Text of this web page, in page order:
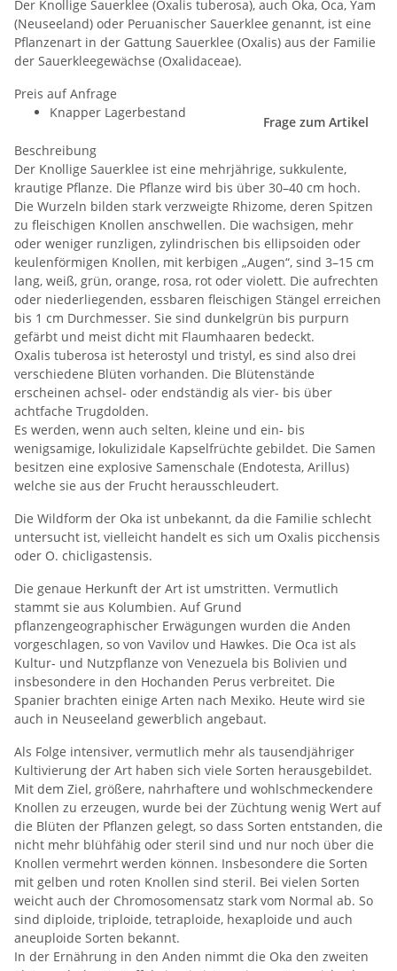
Der Knollige Sauerklee (Oxalis tuberosa), auch Oka, Oca, Yam
(Neuseeland) oder Peruanischer Sauerklee genannt, ist eine
Pflanzenart in der Gattung Sauerklee (Oxalis) aus der Familie
der Sauerkleegewächse (Oxalidaceae).
Preis auf Anfrage
Knapper Lagerbestand
Frage zum Artikel
Beschreibung
Der Knollige Sauerklee ist eine mehrjährige, sukkulente,
krautige Pflanze. Die Pflanze wird bis über 30–40 cm hoch.
Die Wurzeln bilden stark verzweigte Rhizome, deren Spitzen
zu fleischigen Knollen anschwellen. Die wachsigen, mehr
oder weniger runzligen, zylindrischen bis ellipsoiden oder
keulenförmigen Knollen, mit kerbigen „Augen“, sind 3–15 cm
lang, weiß, grün, orange, rosa, rot oder violett. Die aufrechten
oder niederliegenden, essbaren fleischigen Stängel erreichen
bis 1 cm Durchmesser. Sie sind dunkelgrün bis purpurn
gefärbt und meist dicht mit Flaumhaaren bedeckt.
Oxalis tuberosa ist heterostyl und tristyl, es sind also drei
verschiedene Blüten vorhanden. Die Blütenstände
erscheinen achsel- oder endständig als vier- bis über
achtfache Trugdolden.
Es werden, wenn auch selten, kleine und ein- bis
wenigsamige, lokulizidale Kapselfrüchte gebildet. Die Samen
besitzen eine explosive Samenschale (Endotesta, Arillus)
welche sie aus der Frucht herausschleudert.
Die Wildform der Oka ist unbekannt, da die Familie schlecht
untersucht ist, vielleicht handelt es sich um Oxalis picchensis
oder O. chicligastensis.
Die genaue Herkunft der Art ist umstritten. Vermutlich
stammt sie aus Kolumbien. Auf Grund
pflanzengeographischer Erwägungen wurden die Anden
vorgeschlagen, so von Vavilov und Hawkes. Die Oca ist als
Kultur- und Nutzpflanze von Venezuela bis Bolivien und
insbesondere in den Hochanden Perus verbreitet. Die
Spanier brachten einige Arten nach Mexiko. Heute wird sie
auch in Neuseeland gewerblich angebaut.
Als Folge intensiver, vermutlich mehr als tausendjähriger
Kultivierung der Art haben sich viele Sorten herausgebildet.
Mit dem Ziel, größere, nahrhaftere und wohlschmeckendere
Knollen zu erzeugen, wurde bei der Züchtung wenig Wert auf
die Blüten der Pflanzen gelegt, so dass Sorten entstanden, die
nicht mehr blühfähig oder steril sind und nur noch über die
Knollen vermehrt werden können. Insbesondere die Sorten
mit gelben und roten Knollen sind steril. Bei vielen Sorten
weicht auch der Chromosomensatz stark vom Normal ab. So
sind diploide, triploide, tetraploide, hexaploide und auch
aneuploide Sorten bekannt.
In der Ernährung in den Anden nimmt die Oka den zweiten